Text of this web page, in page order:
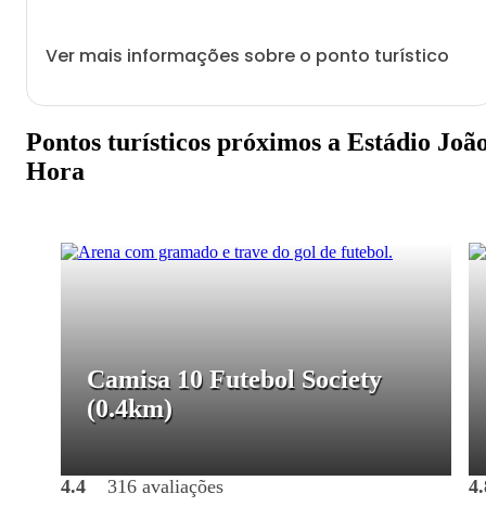
Ver mais informações sobre o ponto turístico
Pontos turísticos próximos a Estádio
Hora
Camisa 10 Futebol Society
(0.4km)
4.4 316 avaliações